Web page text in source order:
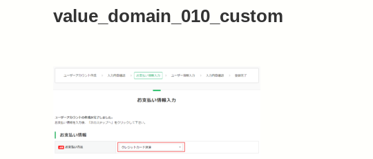
value_domain_010_custom